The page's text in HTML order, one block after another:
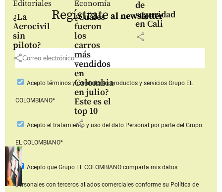
Editoriales
¿La
Aerocivil
sin
piloto?
share
Economía
¿Cuáles
fueron
los
carros
más
vendidos
en
Colombia
en julio?
Este es el
top 10
share
de
seguridad
en Cali
share
Regístrate al newsletter
Aceptotérminos y condiciones productos y serviciosGrupo EL
COLOMBIANO*
Acepto el tratamiento y uso del dato Personal por parte del Grupo
EL COLOMBIANO*
Acepto que Grupo EL COLOMBIANOcomparta mis datos
personales con terceros aliados comerciales conforme su Política de